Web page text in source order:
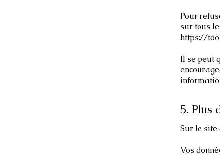
Pour
sur tous
https://
Il se peut
5. Plus
Sur le site
Vos